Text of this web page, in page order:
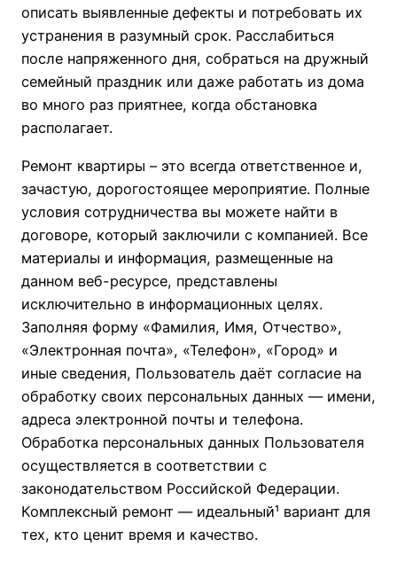
описать выявленные дефекты и потребовать их
устранения в разумный срок. Расслабиться
после напряженного дня, собраться на дружный
семейный праздник или даже работать из дома
во много раз приятнее, когда обстановка
располагает.
Ремонт квартиры – это всегда ответственное и,
зачастую, дорогостоящее мероприятие. Полные
условия сотрудничества вы можете найти в
договоре, который заключили с компанией. Все
материалы и информация, размещенные на
данном веб-ресурсе, представлены
исключительно в информационных целях.
Заполняя форму «Фамилия, Имя, Отчество»,
«Электронная почта», «Телефон», «Город» и
иные сведения, Пользователь даёт согласие на
обработку своих персональных данных — имени,
адреса электронной почты и телефона.
Обработка персональных данных Пользователя
осуществляется в соответствии с
законодательством Российской Федерации.
Комплексный ремонт — идеальный¹ вариант для
тех, кто ценит время и качество.